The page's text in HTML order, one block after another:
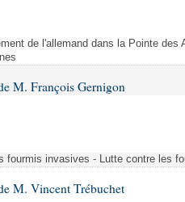
de l'allemand dans la Pointe des
M. François Gernigon
fourmis invasives - Lutte contre les
M. Vincent Trébuchet